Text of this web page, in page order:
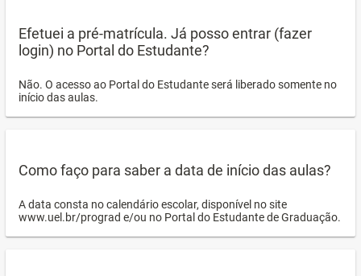
Efetuei a pré-matrícula. Já posso entrar (fazer
login) no Portal do Estudante?
Não. O acesso ao Portal do Estudante será liberado somente no
início das aulas.
Como faço para saber a data de início das aulas?
A data consta no calendário escolar, disponível no site
www.uel.br/prograd e/ou no Portal do Estudante de Graduação.